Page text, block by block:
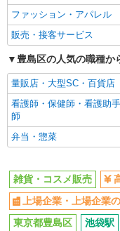
派遣社員
株式会社シーエーセール
雑貨
時給
例で〒
キープ
派遣社員
株式会社シーエーセール
雑貨
時給
同じ職種から求人を探
フ
雑貨・コスメ販売
同じ特徴から求人を探す
上場企業・上場企業のグ
社
ファッション・アパレル
販売・接客サービス
豊島区の人気の職種か
量販店・大型SC・百貨店
看護師・保健師・看護助
師
弁当・惣菜
雑貨・コスメ販売
上場企業・上場企業
東京都豊島区
池袋駅